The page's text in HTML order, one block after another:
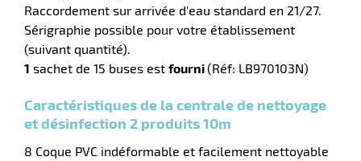
Raccordement sur arrivée d'eau standard en 21/27.
Sérigraphie possible pour votre établissement
(suivant quantité).
1 sachet de 15 buses est fourni(Réf: LB970103N)
Caractéristiques de la centrale de nettoyage
et désinfection 2 produits 10m
8 Coque PVC indéformable et facilement nettoyable